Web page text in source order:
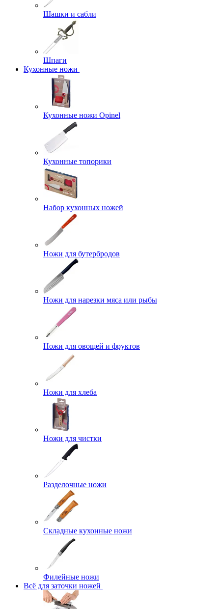
Шашки и сабли
Шпаги
Кухонные ножи
Кухонные ножи Opinel
Кухонные топорики
Набор кухонных ножей
Ножи для бутербродов
Ножи для нарезки мяса или рыбы
Ножи для овощей и фруктов
Ножи для хлеба
Ножи для чистки
Разделочные ножи
Складные кухонные ножи
Филейные ножи
Всё для заточки ножей